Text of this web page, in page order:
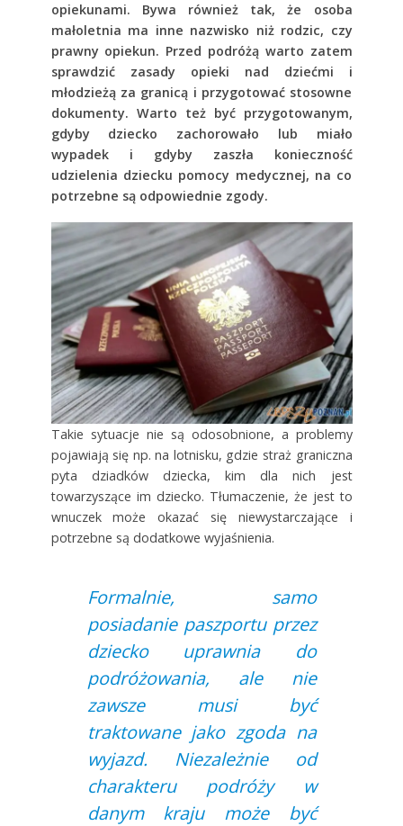
opiekunami. Bywa również tak, że osoba
małoletnia ma inne nazwisko niż rodzic, czy
prawny opiekun. Przed podróżą warto zatem
sprawdzić zasady opieki nad dziećmi i
młodzieżą za granicą i przygotować stosowne
dokumenty. Warto też być przygotowanym,
gdyby dziecko zachorowało lub miało
wypadek i gdyby zaszła konieczność
udzielenia dziecku pomocy medycznej, na co
potrzebne są odpowiednie zgody.
Takie sytuacje nie są odosobnione, a problemy
pojawiają się np. na lotnisku, gdzie straż graniczna
pyta dziadków dziecka, kim dla nich jest
towarzyszące im dziecko. Tłumaczenie, że jest to
wnuczek może okazać się niewystarczające i
potrzebne są dodatkowe wyjaśnienia.
Formalnie, samo
posiadanie paszportu przez
dziecko uprawnia do
podróżowania, ale nie
zawsze musi być
traktowane jako zgoda na
wyjazd. Niezależnie od
charakteru podróży w
danym kraju może być